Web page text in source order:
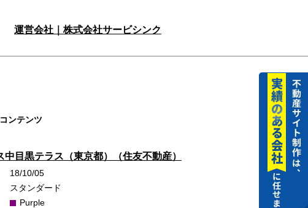
運営会社｜株式会社サービシンク
コンテンツ
中目黒テラス（東京都）（住友不動産）
18/10/05
スタンダード
Purple